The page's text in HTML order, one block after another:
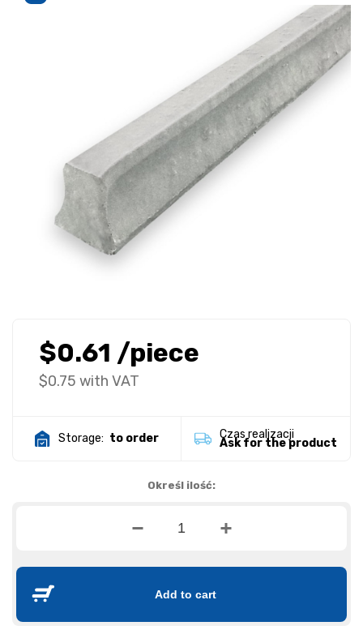
$0.61 /piece
$0.75 with VAT
Storage: to order Czas realizacji
Ask for the product
Określ ilość:
Add to cart